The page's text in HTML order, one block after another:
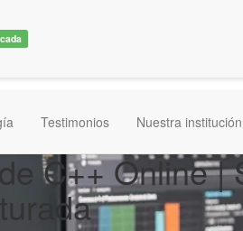
Testimonios Nuestra institución
C++ Online |